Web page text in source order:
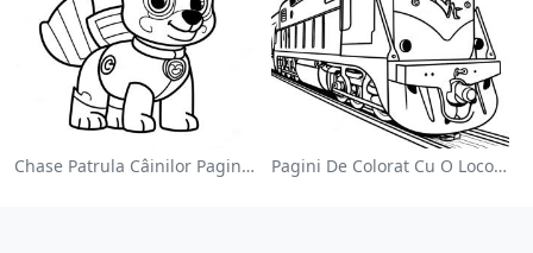
Chase Patrula Câinilor Pagina De Colorat Pagini De Colorat Cu O Locomotivă Colorată